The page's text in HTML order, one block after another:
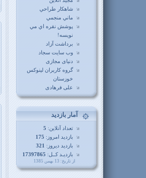
شاهکار طراحي
ماني منجمي
پوشش نقره اي مي
نويسه!
برداشت آزاد
وب سايت سجاد
دنیای مجازی
گروه کاربران لینوکس
خوزستان
علی فرهادی
آمار بازديد
تعداد آنلاین:5
بازدید امروز:175
بازدید دیروز:321
بازدیـد کــل:17397865
از تاريخ: 13 بهمن 1385